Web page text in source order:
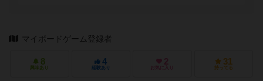
マイボードゲーム登録者
8
興味あり
4
経験あり
2
お気に入り
31
持ってる